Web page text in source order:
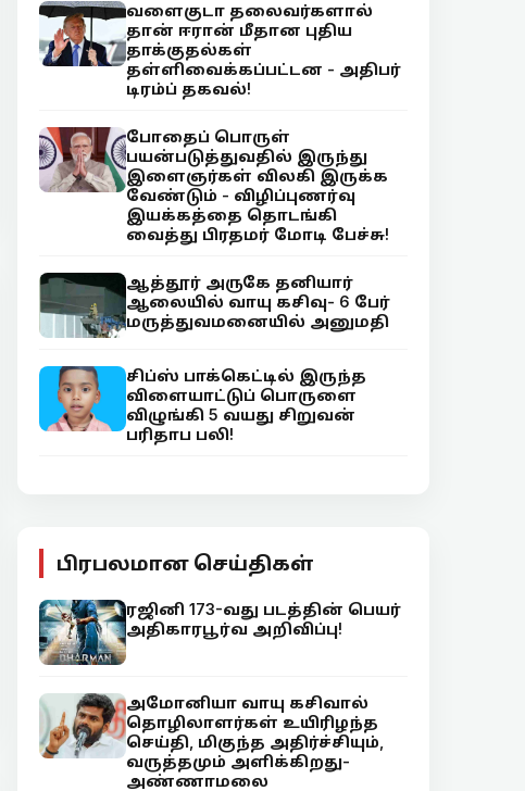
வளைகுடா தலைவர்களால்
தான் ஈரான் மீதான புதிய
தாக்குதல்கள்
தள்ளிவைக்கப்பட்டன - அதிபர்
டிரம்ப் தகவல்!
போதைப் பொருள்
பயன்படுத்துவதில் இருந்து
இளைஞர்கள் விலகி இருக்க
வேண்டும் - விழிப்புணர்வு
இயக்கத்தை தொடங்கி
வைத்து பிரதமர் மோடி பேச்சு!
ஆத்தூர் அருகே தனியார்
ஆலையில் வாயு கசிவு- 6 பேர்
மருத்துவமனையில் அனுமதி
சிப்ஸ் பாக்கெட்டில் இருந்த
விளையாட்டுப் பொருளை
விழுங்கி 5 வயது சிறுவன்
பரிதாப பலி!
பிரபலமான செய்திகள்
ரஜினி 173-வது படத்தின் பெயர்
அதிகாரபூர்வ அறிவிப்பு!
அமோனியா வாயு கசிவால்
தொழிலாளர்கள் உயிரிழந்த
செய்தி, மிகுந்த அதிர்ச்சியும்,
வருத்தமும் அளிக்கிறது-
அண்ணாமலை